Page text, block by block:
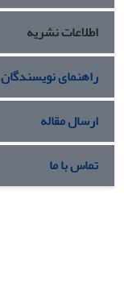
اطلاعات نشریه
راهنمای نویسندگان
ارسال مقاله
تماس با ما